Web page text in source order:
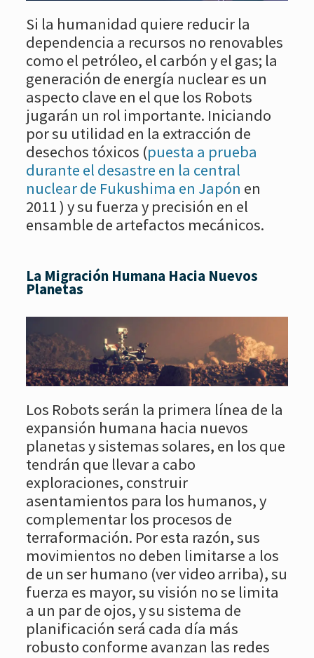
Si la humanidad quiere reducir la
dependencia a recursos no renovables
como el petróleo, el carbón y el gas; la
generación de energía nuclear es un
aspecto clave en el que los Robots
jugarán un rol importante. Iniciando
por su utilidad en la extracción de
desechos tóxicos (puesta a prueba
durante el desastre en la central
nuclear de Fukushima en Japón en
2011 ) y su fuerza y precisión en el
ensamble de artefactos mecánicos.
La Migración Humana Hacia Nuevos
Planetas
Los Robots serán la primera línea de la
expansión humana hacia nuevos
planetas y sistemas solares, en los que
tendrán que llevar a cabo
exploraciones, construir
asentamientos para los humanos, y
complementar los procesos de
terraformación. Por esta razón, sus
movimientos no deben limitarse a los
de un ser humano (ver video arriba), su
fuerza es mayor, su visión no se limita
a un par de ojos, y su sistema de
planificación será cada día más
robusto conforme avanzan las redes